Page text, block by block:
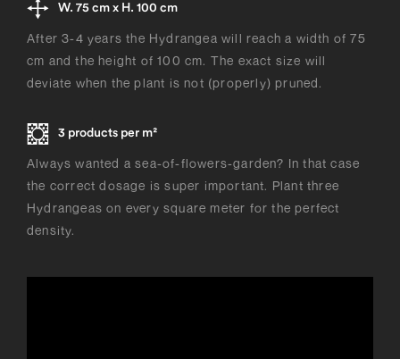
W. 75 cm x H. 100 cm
After 3-4 years the Hydrangea will reach a width of 75
cm and the height of 100 cm. The exact size will
deviate when the plant is not (properly) pruned.
3 products per m²
Always wanted a sea-of-flowers-garden? In that case
the correct dosage is super important. Plant three
Hydrangeas on every square meter for the perfect
density.